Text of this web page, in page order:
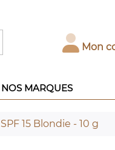
Mon
NOS MARQUES
15 Blondie - 10 g